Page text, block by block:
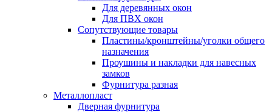
Для деревянных окон
Для ПВХ окон
Сопутствующие товары
Пластины/кронштейны/уголки общего
назначения
Проушины и накладки для навесных
замков
Фурнитура разная
Металлопласт
Дверная фурнитура